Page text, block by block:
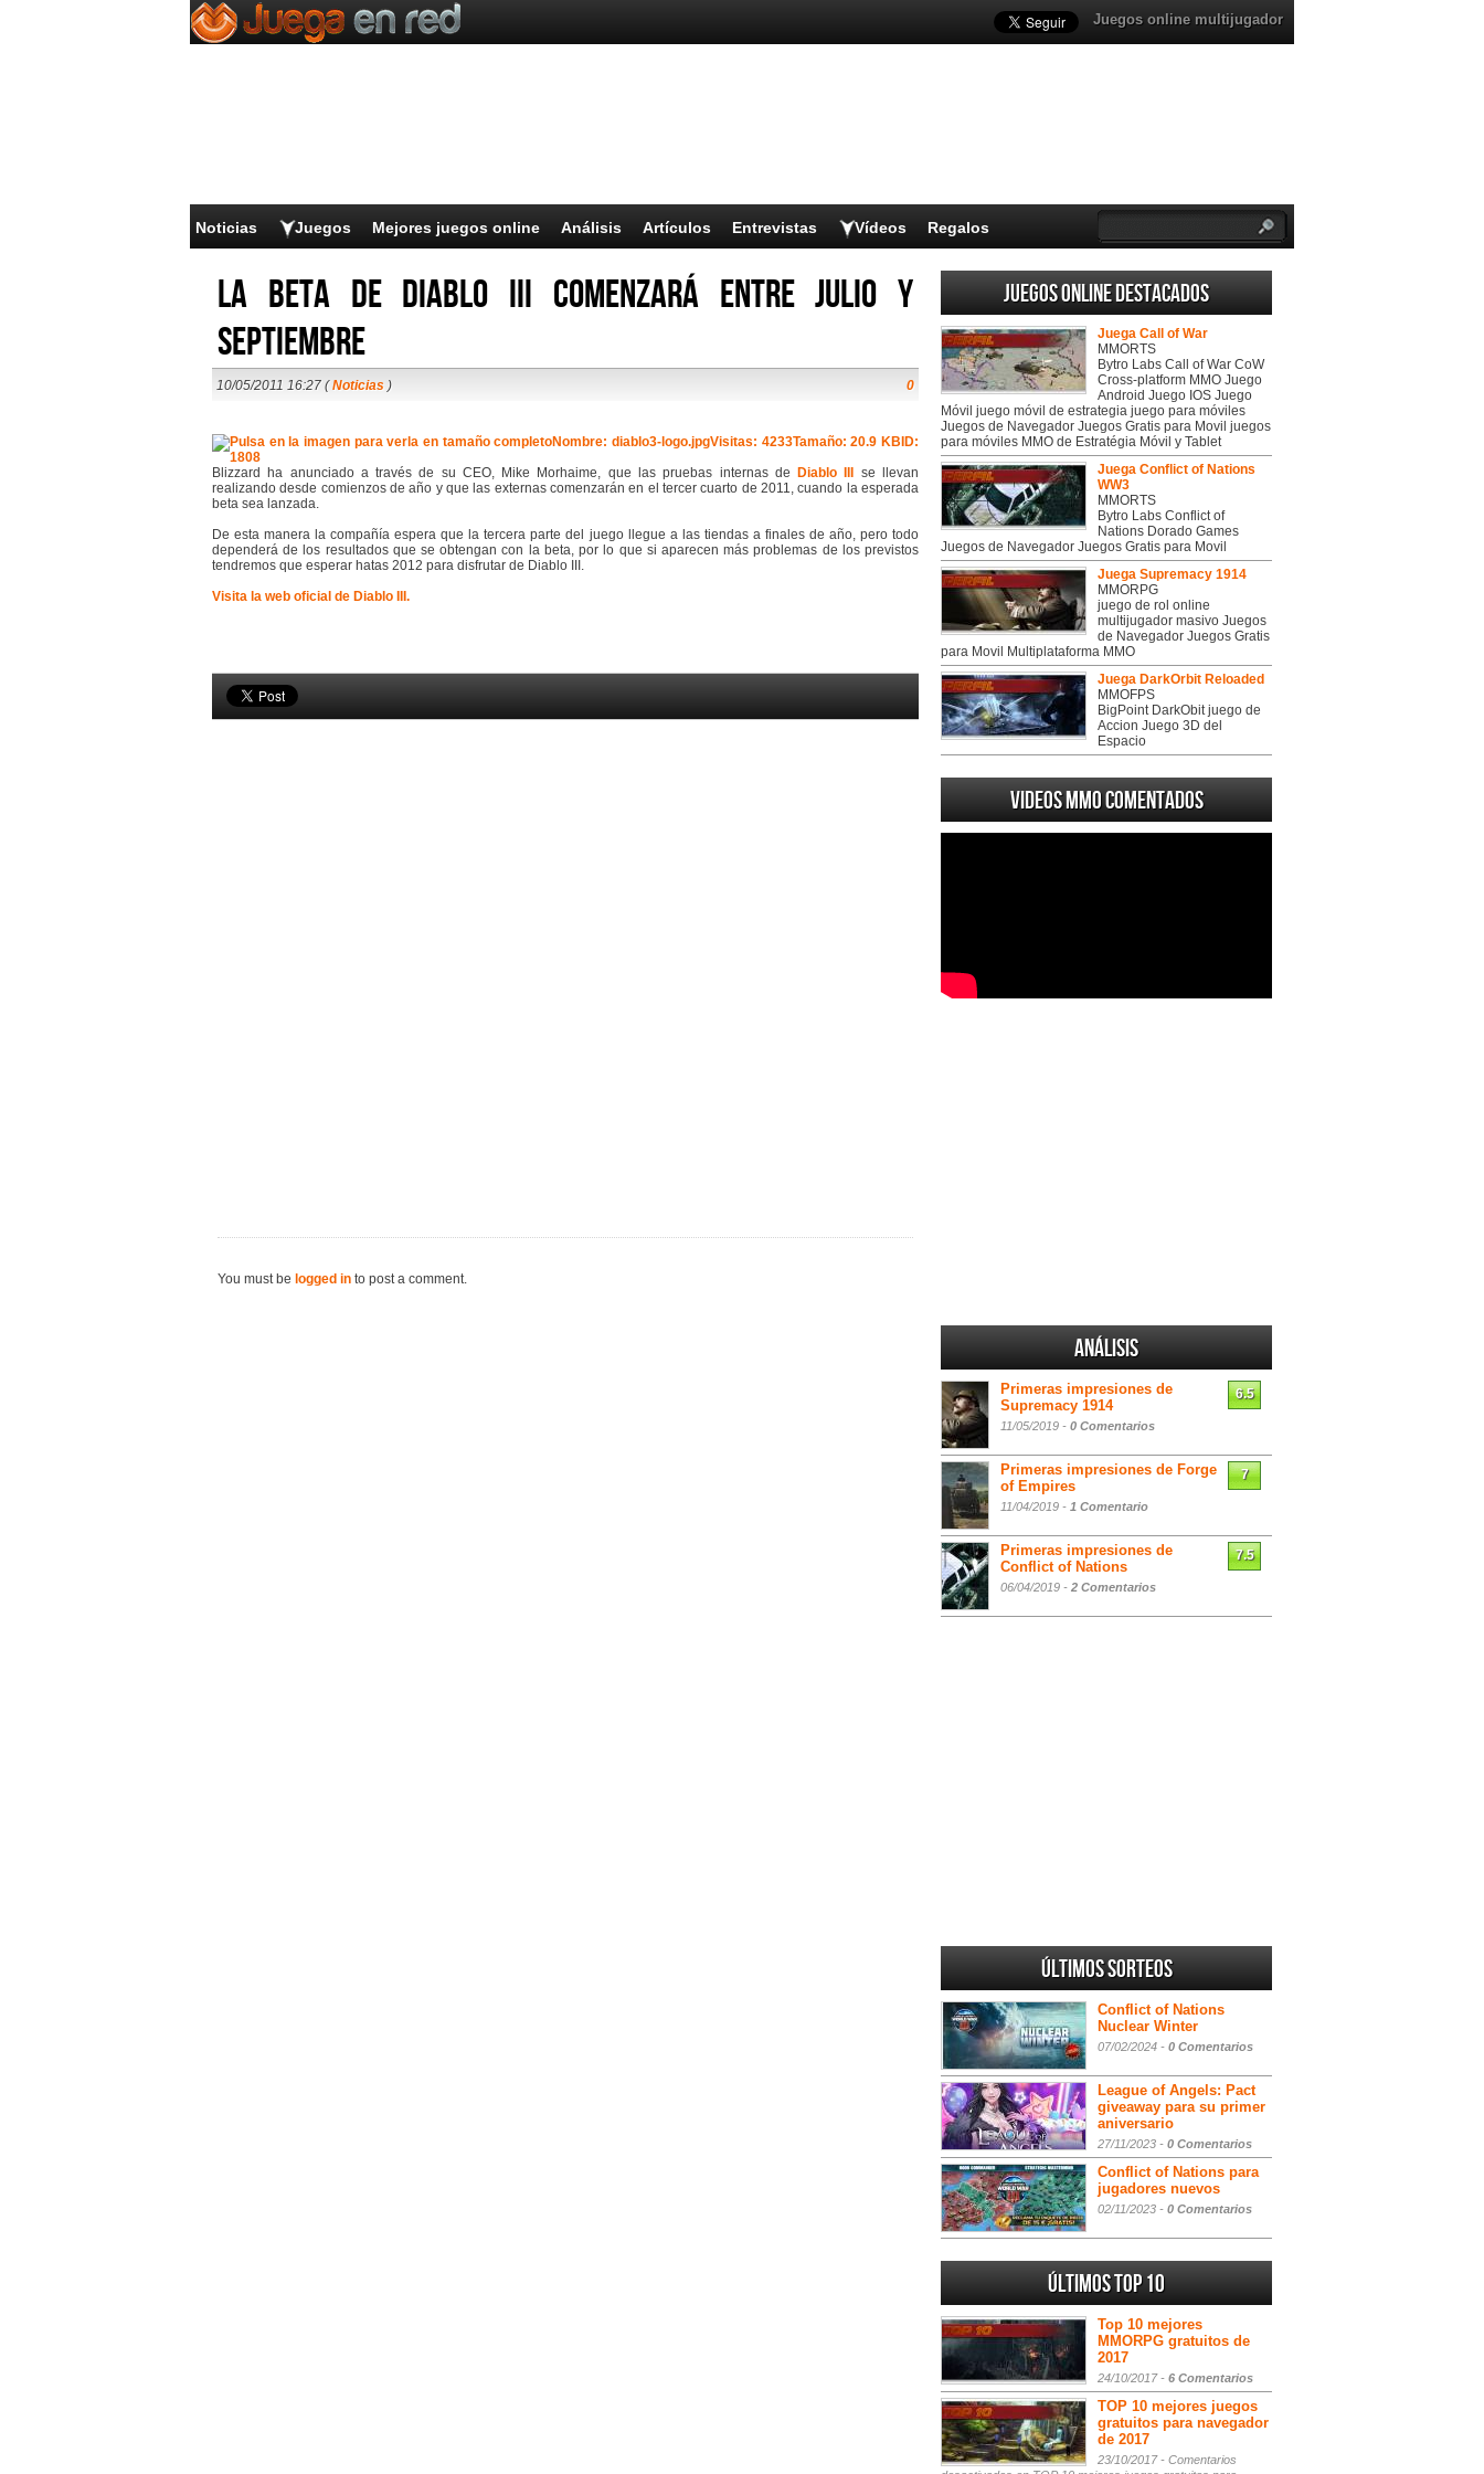
Juegos online multijugador
Noticias Juegos Mejores juegos online Análisis Artículos Entrevistas Vídeos Regalos
La beta de Diablo III comenzará entre julio y
septiembre
10/05/2011 16:27 (Noticias ) 0
Blizzard ha anunciado a través de su CEO, Mike Morhaime, que las pruebas internas de Diablo III se llevan
realizando desde comienzos de año y que las externas comenzarán en el tercer cuarto de 2011, cuando la esperada
beta sea lanzada.
De esta manera la compañía espera que la tercera parte del juego llegue a las tiendas a finales de año, pero todo
dependerá de los resultados que se obtengan con la beta, por lo que si aparecen más problemas de los previstos
tendremos que esperar hatas 2012 para disfrutar de Diablo III.
Visita la web oficial de Diablo III.
You must be logged in to post a comment.
Juegos online destacados
Juega Call of War
MMORTS
Bytro Labs Call of War CoW
Cross-platform MMO Juego
Android Juego IOS Juego
Móvil juego móvil de estrategia juego para móviles
Juegos de Navegador Juegos Gratis para Movil juegos
para móviles MMO de Estratégia Móvil y Tablet
Juega Conflict of Nations
WW3
MMORTS
Bytro Labs Conflict of
Nations Dorado Games
Juegos de Navegador Juegos Gratis para Movil
Juega Supremacy 1914
MMORPG
juego de rol online
multijugador masivo Juegos
de Navegador Juegos Gratis
para Movil Multiplataforma MMO
Juega DarkOrbit Reloaded
MMOFPS
BigPoint DarkObit juego de
Accion Juego 3D del
Espacio
Videos MMO Comentados
Análisis
Primeras impresiones de
Supremacy 1914
11/05/2019 - 0 Comentarios
6.5
Primeras impresiones de Forge
of Empires
11/04/2019 - 1 Comentario
7
Primeras impresiones de
Conflict of Nations
06/04/2019 - 2 Comentarios
7.5
Últimos sorteos
Conflict of Nations
Nuclear Winter
07/02/2024 - 0 Comentarios
League of Angels: Pact
giveaway para su primer
aniversario
27/11/2023 - 0 Comentarios
Conflict of Nations para
jugadores nuevos
02/11/2023 - 0 Comentarios
Últimos Top 10
Top 10 mejores
MMORPG gratuitos de
2017
24/10/2017 - 6 Comentarios
TOP 10 mejores juegos
gratuitos para navegador
de 2017
23/10/2017 - Comentarios